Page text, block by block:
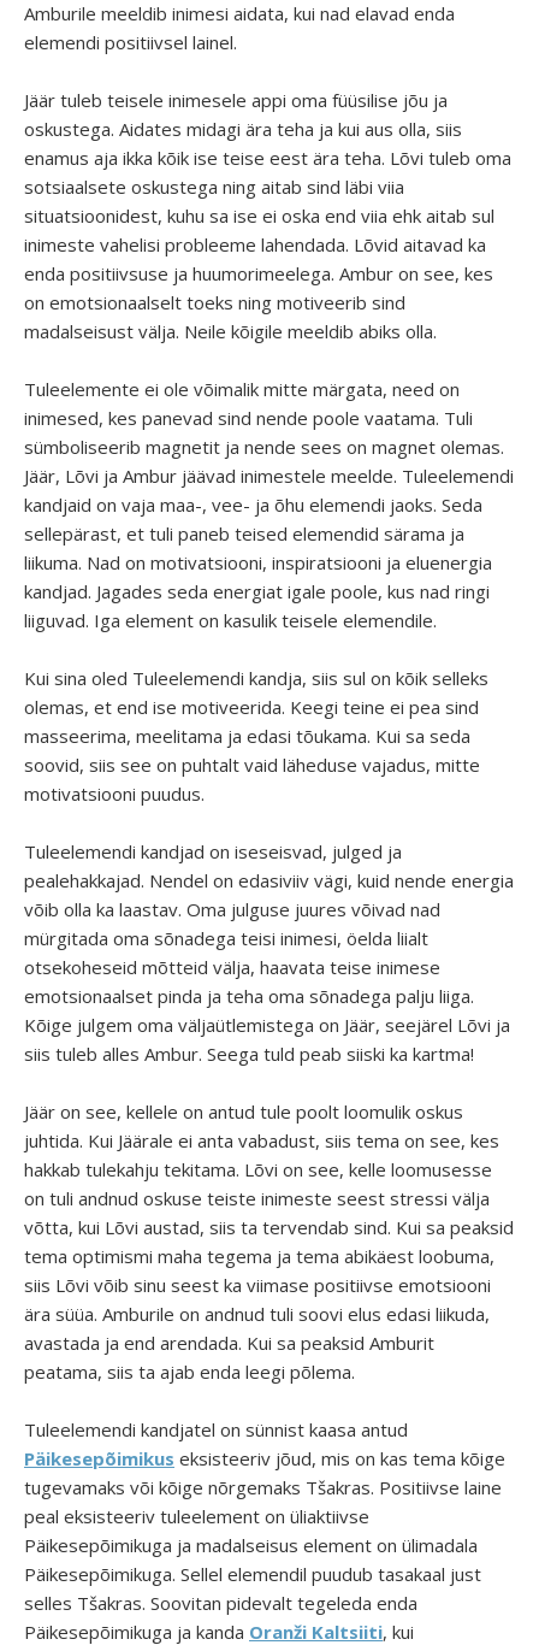
Amburile meeldib inimesi aidata, kui nad elavad enda
elemendi positiivsel lainel.
Jäär tuleb teisele inimesele appi oma füüsilise jõu ja
oskustega. Aidates midagi ära teha ja kui aus olla, siis
enamus aja ikka kõik ise teise eest ära teha. Lõvi tuleb oma
sotsiaalsete oskustega ning aitab sind läbi viia
situatsioonidest, kuhu sa ise ei oska end viia ehk aitab sul
inimeste vahelisi probleeme lahendada. Lõvid aitavad ka
enda positiivsuse ja huumorimeelega. Ambur on see, kes
on emotsionaalselt toeks ning motiveerib sind
madalseisust välja. Neile kõigile meeldib abiks olla.
Tuleelemente ei ole võimalik mitte märgata, need on
inimesed, kes panevad sind nende poole vaatama. Tuli
sümboliseerib magnetit ja nende sees on magnet olemas.
Jäär, Lõvi ja Ambur jäävad inimestele meelde. Tuleelemendi
kandjaid on vaja maa-, vee- ja õhu elemendi jaoks. Seda
sellepärast, et tuli paneb teised elemendid särama ja
liikuma. Nad on motivatsiooni, inspiratsiooni ja eluenergia
kandjad. Jagades seda energiat igale poole, kus nad ringi
liiguvad. Iga element on kasulik teisele elemendile.
Kui sina oled Tuleelemendi kandja, siis sul on kõik selleks
olemas, et end ise motiveerida. Keegi teine ei pea sind
masseerima, meelitama ja edasi tõukama. Kui sa seda
soovid, siis see on puhtalt vaid läheduse vajadus, mitte
motivatsiooni puudus.
Tuleelemendi kandjad on iseseisvad, julged ja
pealehakkajad. Nendel on edasiviiv vägi, kuid nende energia
võib olla ka laastav. Oma julguse juures võivad nad
mürgitada oma sõnadega teisi inimesi, öelda liialt
otsekoheseid mõtteid välja, haavata teise inimese
emotsionaalset pinda ja teha oma sõnadega palju liiga.
Kõige julgem oma väljaütlemistega on Jäär, seejärel Lõvi ja
siis tuleb alles Ambur. Seega tuld peab siiski ka kartma!
Jäär on see, kellele on antud tule poolt loomulik oskus
juhtida. Kui Jäärale ei anta vabadust, siis tema on see, kes
hakkab tulekahju tekitama. Lõvi on see, kelle loomusesse
on tuli andnud oskuse teiste inimeste seest stressi välja
võtta, kui Lõvi austad, siis ta tervendab sind. Kui sa peaksid
tema optimismi maha tegema ja tema abikäest loobuma,
siis Lõvi võib sinu seest ka viimase positiivse emotsiooni
ära süüa. Amburile on andnud tuli soovi elus edasi liikuda,
avastada ja end arendada. Kui sa peaksid Amburit
peatama, siis ta ajab enda leegi põlema.
Tuleelemendi kandjatel on sünnist kaasa antud
Päikesepõimikus eksisteeriv jõud, mis on kas tema kõige
tugevamaks või kõige nõrgemaks Tšakras. Positiivse laine
peal eksisteeriv tuleelement on üliaktiivse
Päikesepõimikuga ja madalseisus element on ülimadala
Päikesepõimikuga. Sellel elemendil puudub tasakaal just
selles Tšakras. Soovitan pidevalt tegeleda enda
Päikesepõimikuga ja kanda Oranži Kaltsiiti, kui